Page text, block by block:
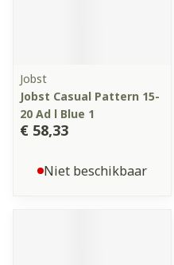
Jobst
Jobst Casual Pattern 15-
20 Ad l Blue 1
€ 58,33
Niet beschikbaar